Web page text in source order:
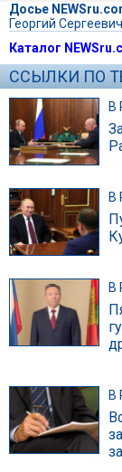
Досье
Георгий Сергеевич
Каталог
ССЫЛКИ ПО
В
В
В
В